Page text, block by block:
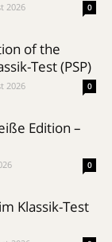
2026 0
of the
Test (PSP)
2026 0
Edition –
0
Klassik-Test